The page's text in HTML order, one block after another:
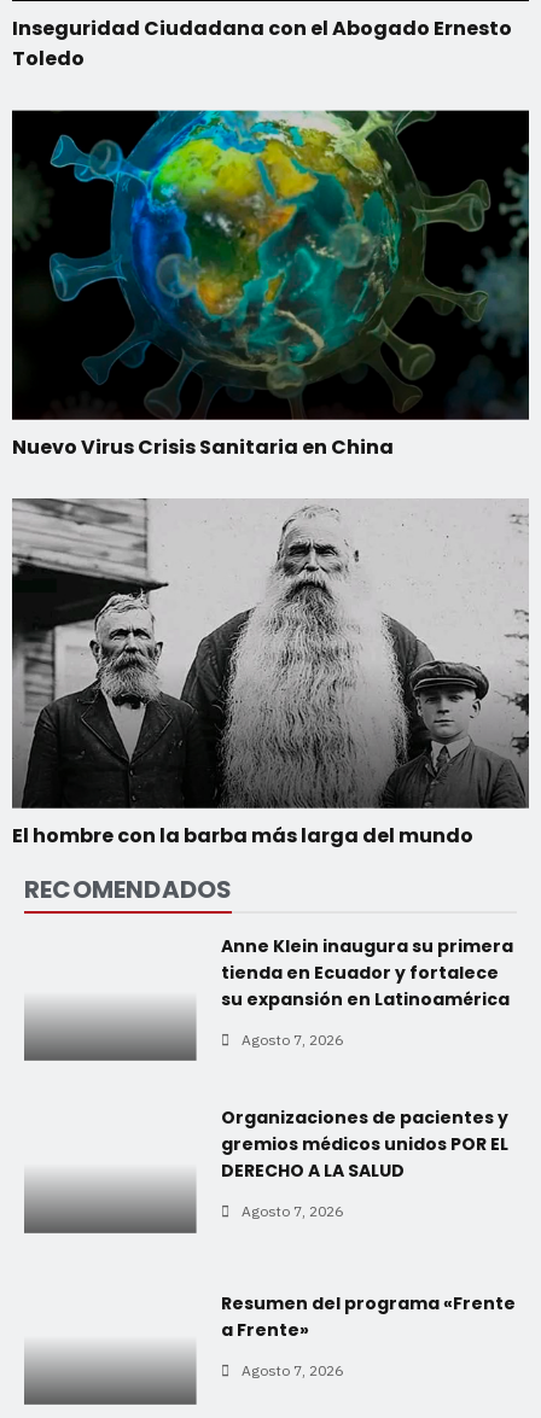
Inseguridad Ciudadana con el Abogado Ernesto
Toledo
Nuevo Virus Crisis Sanitaria en China
El hombre con la barba más larga del mundo
RECOMENDADOS
Anne Klein inaugura su primera
tienda en Ecuador y fortalece
su expansión en Latinoamérica
Agosto 7, 2026
Organizaciones de pacientes y
gremios médicos unidos POR EL
DERECHO A LA SALUD
Agosto 7, 2026
Resumen del programa «Frente
a Frente»
Agosto 7, 2026